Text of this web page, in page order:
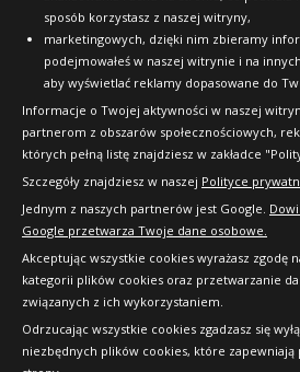
sposób korzystasz z naszej witryny,
marketingowych, dzięki nim zbieramy
podejmowałeś w naszej witrynie i na
aby wyświetlać reklamy dopasowane do
Informacje o Twojej aktywności w naszej
partnerom z obszarów społecznościowych,
których pełną listę znajdziesz w zakładce
Szczegóły znajdziesz w naszej Polityce
Jednym z naszych partnerów jest Google.
Google przetwarza Twoje dane osobowe.
Akceptując wszystkie cookies wyrażasz zgodę
kategorii plików cookies oraz przetwarzanie
związanych z ich wykorzystaniem.
Odrzucając wszystkie cookies zgadzasz się
niezbędnych plików cookies, które zapewniają